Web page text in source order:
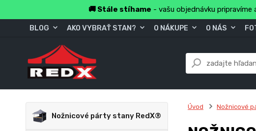
🚚 Stále stíhame - vašu objednávku
BLOG AKO VYBRAŤ STAN? O NÁKUPE O NÁS
Nožnicové párty stany RedX®
Úvod Nožnicové